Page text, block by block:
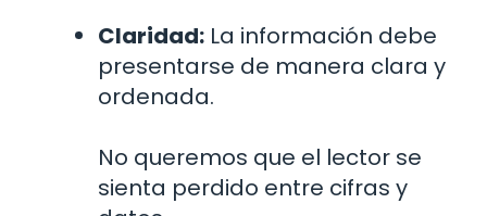
Claridad: La información debe
presentarse de manera clara y
ordenada.
No queremos que el lector se
sienta perdido entre cifras y